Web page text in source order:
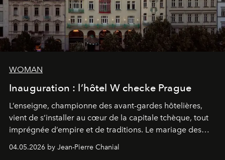
WOMAN
Inauguration : l’hôtel W checke Prague
L’enseigne, championne des avant-gardes hôtelières,
vient de s’installer au cœur de la capitale tchèque, tout
imprégnée d’empire et de traditions. Le mariage des
04.05.2026 by Jean-Pierre Chanial